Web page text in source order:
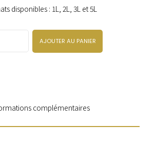
disponibles : 1L, 2L, 3L et 5L
AJOUTER AU PANIER
complémentaires